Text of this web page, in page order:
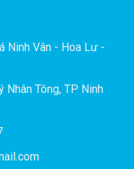
Ninh Vân - Hoa Lư -
Nhân Tông, TP Ninh